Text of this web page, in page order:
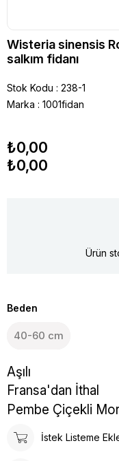
Wisteria sinensis
salkım fidanı
Stok Kodu
238-1
Marka : 1001fidan
₺0,00
₺0,00
Ürün
Beden
40-60 cm
Aşılı
Fransa'dan İthal
Pembe Çiçekli
İstek Listeme